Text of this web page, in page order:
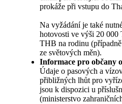
prokáže při vstupu do
Na vyžádání je také
hotovosti ve výši 20 000
THB na rodinu
ze světových měn).
Informace pro občany
Údaje o pasových a
přibližných lhůt pro
jsou k dispozici u
(ministerstvo